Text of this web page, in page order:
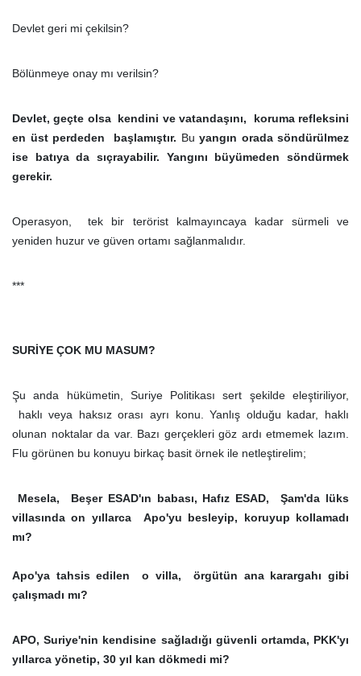
Devlet geri mi çekilsin?
Bölünmeye onay mı verilsin?
Devlet, geçte olsa kendini ve vatandaşını, koruma refleksini
en üst perdeden başlamıştır. Bu yangın orada söndürülmez
ise batıya da sıçrayabilir. Yangını büyümeden söndürmek
gerekir.
Operasyon, tek bir terörist kalmayıncaya kadar sürmeli ve
yeniden huzur ve güven ortamı sağlanmalıdır.
***
SURİYE ÇOK MU MASUM?
Şu anda hükümetin, Suriye Politikası sert şekilde eleştiriliyor,
haklı veya haksız orası ayrı konu. Yanlış olduğu kadar, haklı
olunan noktalar da var. Bazı gerçekleri göz ardı etmemek lazım.
Flu görünen bu konuyu birkaç basit örnek ile netleştirelim;
Mesela, Beşer ESAD'ın babası, Hafız ESAD, Şam'da lüks
villasında on yıllarca Apo'yu besleyip, koruyup kollamadı
mı?
Apo'ya tahsis edilen o villa, örgütün ana karargahı gibi
çalışmadı mı?
APO, Suriye'nin kendisine sağladığı güvenli ortamda, PKK'yı
yıllarca yönetip, 30 yıl kan dökmedi mi?